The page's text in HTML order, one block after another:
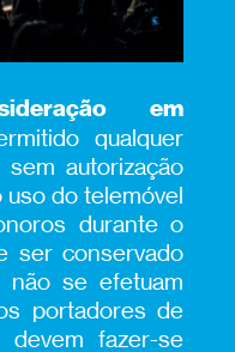
em
qualquer
autorização
uso do telemóvel
durante o
ser conservado
se efetuam
portadores de
devem fazer-se